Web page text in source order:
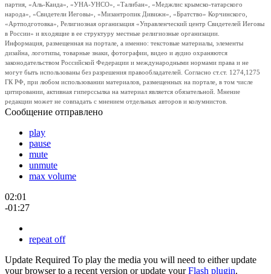
партия, «Аль-Каида», «УНА-УНСО», «Талибан», «Меджлис крымско-татарского
народа», «Свидетели Иеговы», «Мизантропик Дивижн», «Братство» Корчинского,
«Артподготовка», Религиозная организация «Управленческий центр Свидетелей Иеговы
в России» и входящие в ее структуру местные религиозные организации.
Информация, размещенная на портале, а именно: текстовые материалы, элементы
дизайна, логотипы, товарные знаки, фотографии, видео и аудио охраняются
законодательством Российской Федерации и международными нормами права и не
могут быть использованы без разрешения правообладателей. Согласно ст.ст. 1274,1275
ГК РФ, при любом использовании материалов, размещенных на портале, в том числе
цитировании, активная гиперссылка на материал является обязательной. Мнение
редакции может не совпадать с мнением отдельных авторов и колумнистов.
Сообщение отправлено
play
pause
mute
unmute
max volume
02:01
-01:27
repeat off
Update Required To play the media you will need to either update
your browser to a recent version or update yourFlash plugin.